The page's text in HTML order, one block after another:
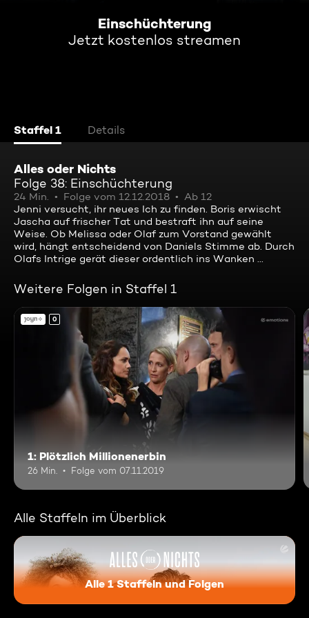
Einschüchterung
Jetzt kostenlos streamen
Staffel 1 Details
Alles oder Nichts
Folge 38: Einschüchterung
24 Min. Folge vom 12.12.2018
Ab 12
Jenni versucht, ihr neues Ich zu finden. Boris erwischt
Jascha auf frischer Tat und bestraft ihn auf seine
Weise. Ob Melissa oder Olaf zum Vorstand gewählt
wird, hängt entscheidend von Daniels Stimme ab. Durch
Olafs Intrige gerät dieser ordentlich ins Wanken ...
Weitere Folgen in Staffel 1
0
1: Plötzlich Millionenerbin
26 Min. Folge vom 07.11.2019
Alle Staffeln im Überblick
Alle 1 Staffeln und Folgen